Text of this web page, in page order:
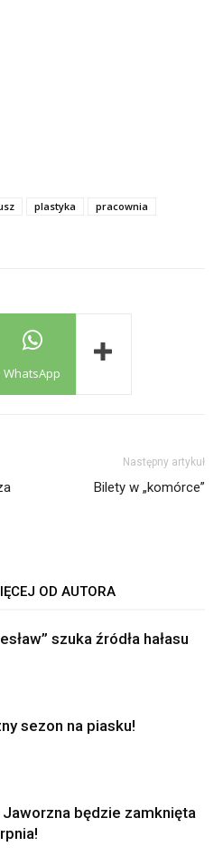
plastyka
pracownia
WhatsApp
Następny artykuł
Bilety w „komórce”
OD AUTORA
szuka źródła hałasu
sezon na piasku!
Jaworzna będzie zamknięta